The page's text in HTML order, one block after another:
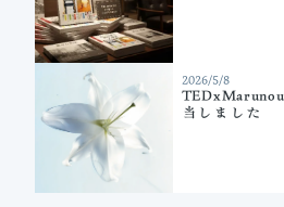
2026/5/8
当しました